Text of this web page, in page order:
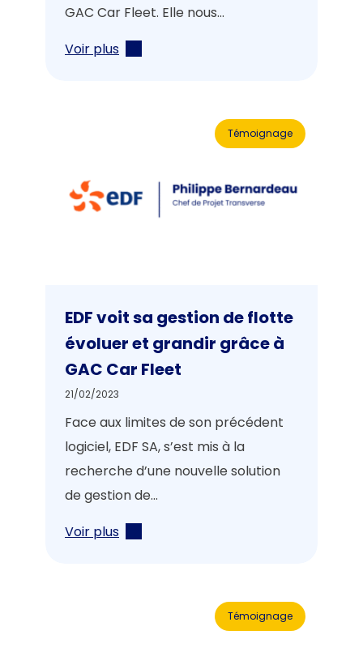
GAC Car Fleet. Elle nous...
Voir plus
Témoignage
EDF voit sa gestion de flotte
évoluer et grandir grâce à
GAC Car Fleet
21/02/2023
Face aux limites de son précédent
logiciel, EDF SA, s’est mis à la
recherche d’une nouvelle solution
de gestion de...
Voir plus
Témoignage